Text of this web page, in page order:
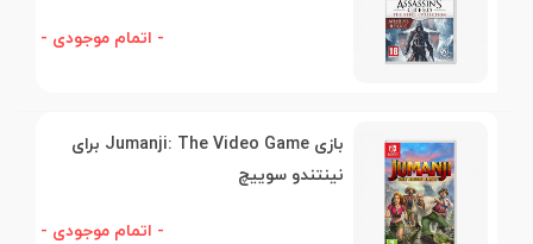
- اتمام موجودی -
بازی Jumanji: The Video Game برای
نینتندو سوییچ
- اتمام موجودی -